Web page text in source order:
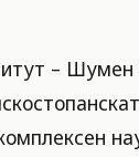
– Шумен